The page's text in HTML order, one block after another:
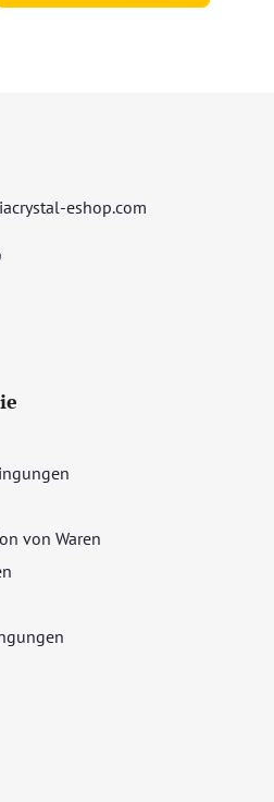
eshop.com
von Waren